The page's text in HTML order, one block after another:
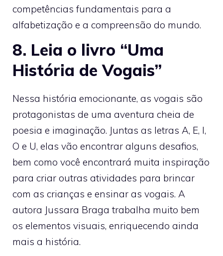
competências fundamentais para a
alfabetização e a compreensão do mundo.
8. Leia o livro “Uma
História de Vogais”
Nessa história emocionante, as vogais são
protagonistas de uma aventura cheia de
poesia e imaginação. Juntas as letras A, E, I,
O e U, elas vão encontrar alguns desafios,
bem como você encontrará muita inspiração
para criar outras atividades para brincar
com as crianças e ensinar as vogais. A
autora Jussara Braga trabalha muito bem
os elementos visuais, enriquecendo ainda
mais a história.